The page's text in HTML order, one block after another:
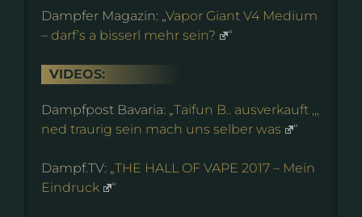
Dampfer Magazin: „Vapor Giant V4 Medium
– darf’s a bisserl mehr sein?
“
VIDEOS:
Dampfpost Bavaria: „ Taifun B.. ausverkauft ,,,
ned traurig sein mach uns selber was
“
Dampf.TV: „ THE HALL OF VAPE 2017 – Mein
Eindruck
“